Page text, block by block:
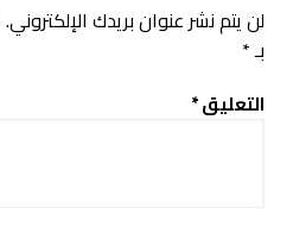
لن يتم نشر عنوان بريدك الإلكتروني.
بـ*
التعليق*